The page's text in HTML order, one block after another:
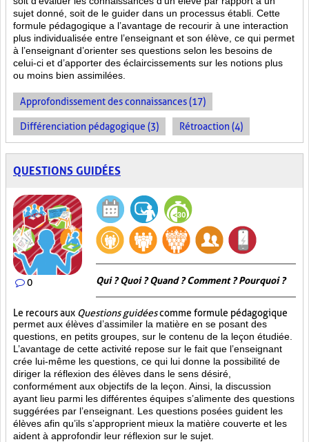
sujet donné, soit de le guider dans un processus établi. Cette
formule pédagogique a l’avantage de recourir à une interaction
plus individualisée entre l’enseignant et son élève, ce qui permet
à l’enseignant d’orienter ses questions selon les besoins de
celui-ci et d’apporter des éclaircissements sur les notions plus
ou moins bien assimilées.
Approfondissement des connaissances (17)
Différenciation pédagogique (3) Rétroaction (4)
QUESTIONS GUIDÉES
0 Qui ? Quoi ? Quand ? Comment ? Pourquoi ?
Le recours aux Questions guidéescomme formule pédagogique
permet aux élèves d’assimiler la matière en se posant des
questions, en petits groupes, sur le contenu de la leçon étudiée.
L’avantage de cette activité repose sur le fait que l’enseignant
crée lui-même les questions, ce qui lui donne la possibilité de
diriger la réflexion des élèves dans le sens désiré,
conformément aux objectifs de la leçon. Ainsi, la discussion
ayant lieu parmi les différentes équipes s’alimente des questions
suggérées par l’enseignant. Les questions posées guident les
élèves afin qu’ils s’approprient mieux la matière couverte et les
aident à approfondir leur réflexion sur le sujet.